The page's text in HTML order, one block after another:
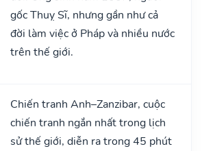
gốc Thuỵ Sĩ, nhưng gần như cả
đời làm việc ở Pháp và nhiều nước
trên thế giới.
Chiến tranh Anh–Zanzibar, cuộc
chiến tranh ngắn nhất trong lịch
sử thế giới, diễn ra trong 45 phút